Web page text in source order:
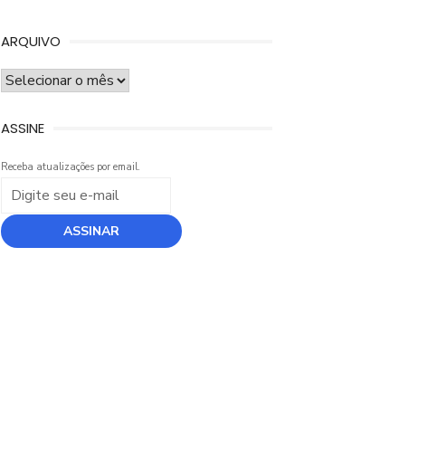
ARQUIVO
ARQUIVO
ASSINE
Receba atualizações por email.